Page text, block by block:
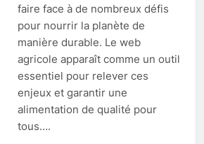
faire face à de nombreux défis
pour nourrir la planète de
manière durable. Le web
agricole apparaît comme un outil
essentiel pour relever ces
enjeux et garantir une
alimentation de qualité pour
tous….